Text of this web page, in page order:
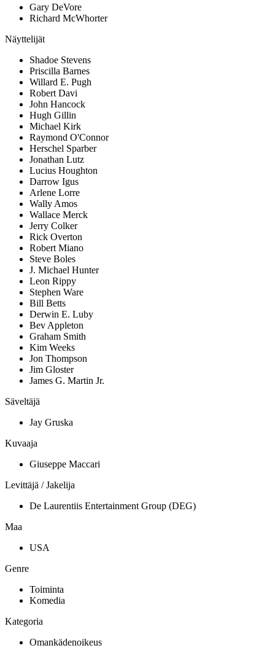
Gary DeVore
Richard McWhorter
Näyttelijät
Shadoe Stevens
Priscilla Barnes
Willard E. Pugh
Robert Davi
John Hancock
Hugh Gillin
Michael Kirk
Raymond O'Connor
Herschel Sparber
Jonathan Lutz
Lucius Houghton
Darrow Igus
Arlene Lorre
Wally Amos
Wallace Merck
Jerry Colker
Rick Overton
Robert Miano
Steve Boles
J. Michael Hunter
Leon Rippy
Stephen Ware
Bill Betts
Derwin E. Luby
Bev Appleton
Graham Smith
Kim Weeks
Jon Thompson
Jim Gloster
James G. Martin Jr.
Säveltäjä
Jay Gruska
Kuvaaja
Giuseppe Maccari
Levittäjä / Jakelija
De Laurentiis Entertainment Group (DEG)
Maa
USA
Genre
Toiminta
Komedia
Kategoria
Omankädenoikeus